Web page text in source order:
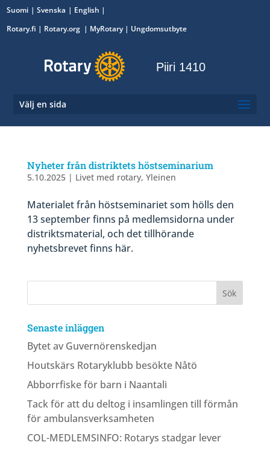
Suomi Svenska
English
Rotary.fi | Rotary.org | MyRotary| Ungdomsutbyte
Piiri 1410
Välj en sida
Nyheter från distriktets höstseminarium
5.10.2025| Livet med rotary, Yleinen
Materialet från höstseminariet som hölls den
13 september finns på medlemsidorna under
distriktsmaterial, och det tillhörande
nyhetsbrevet finns här.
Senaste inläggen
Bytet av Guvernörenskedjan
Houtskärs Rotaryklubb besökte Nåtö
Abborrfiske för barn i Naantali
Tack för att du deltog i insamlingen till förmån
för ambulansverksamheten
COL-MEDLEMSINFO: Rotarys stadgar lever